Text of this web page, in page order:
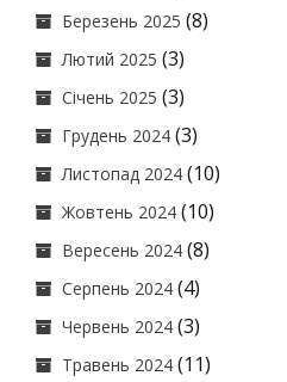
Березень 2025 (8)
Лютий 2025 (3)
Січень 2025 (3)
Грудень 2024 (3)
Листопад 2024 (10)
Жовтень 2024 (10)
Вересень 2024 (8)
Серпень 2024 (4)
Червень 2024 (3)
Травень 2024 (11)